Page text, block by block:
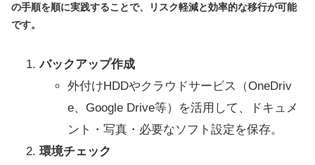
の手順を順に実践することで、リスク軽減と効率的な移行が可能
です。
バックアップ作成
外付けHDDやクラウドサービス（OneDriv
e、Google Drive等）を活用して、ドキュメ
ント・写真・必要なソフト設定を保存。
環境チェック